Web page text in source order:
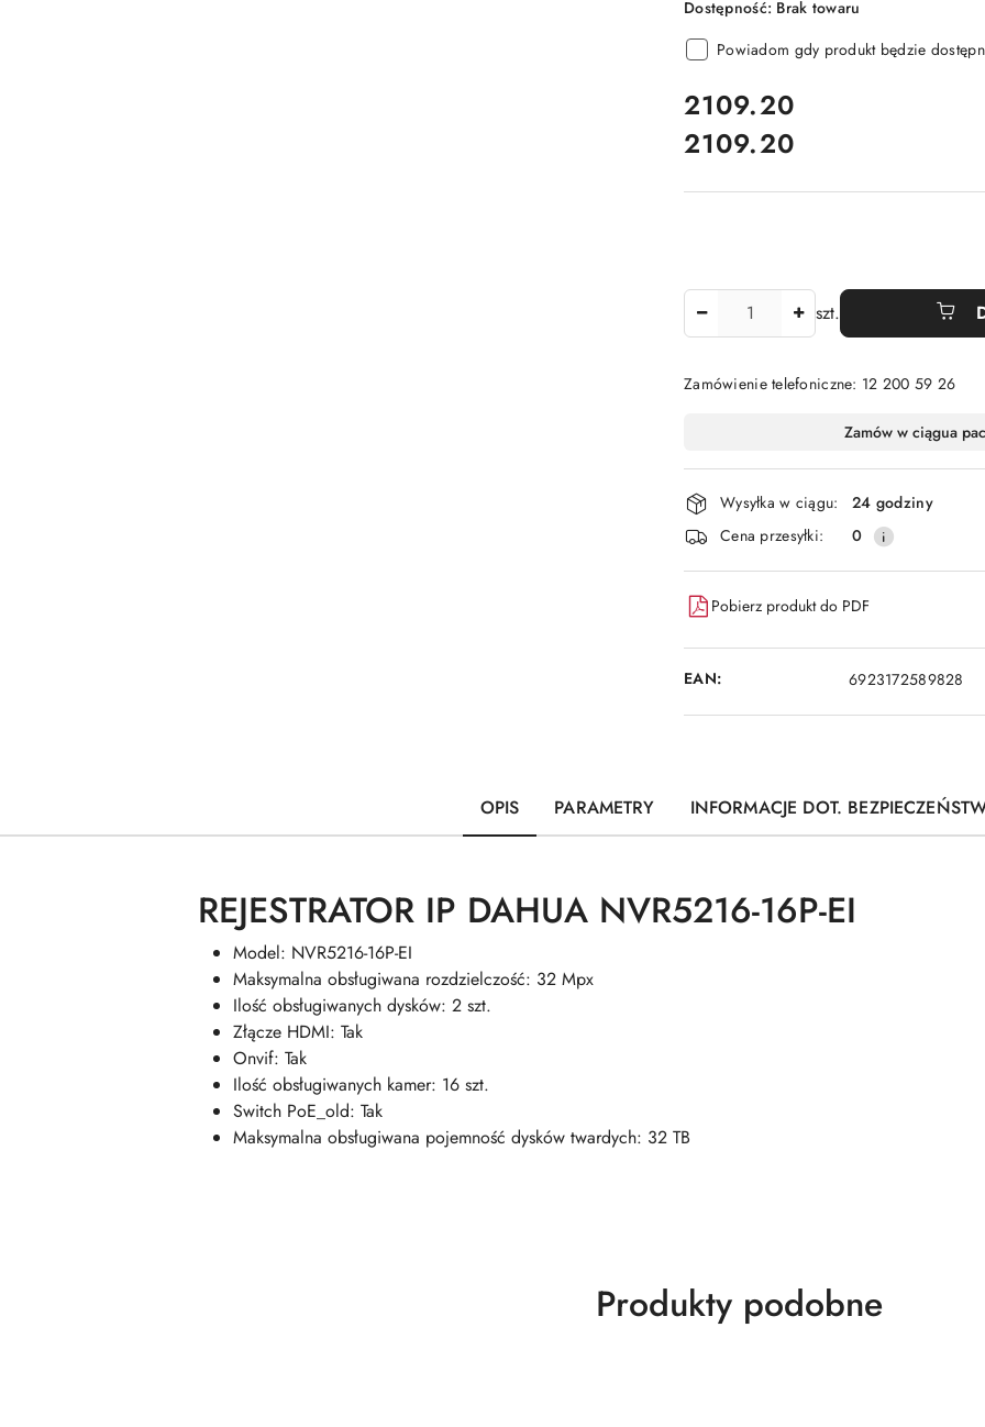
Dostępność: Brak towaru
Powiadom gdy produkt będzie
cena:
2109.20
Cena:
2109.20
szt.
Zamówienie telefoniczne: 12 200 59 26
i
dostawa
Zamów w ciągua
Wysyłka w ciągu:
24 godziny
Cena przesyłki:
0
Pobierz produkt do PDF
EAN: 6923172589828
OPIS PARAMETRY INFORMACJE DOT.
REJESTRATOR IP DAHUA NVR5216-16P-EI
Model: NVR5216-16P-EI
Maksymalna obsługiwana rozdzielczość: 32 Mpx
Ilość obsługiwanych dysków: 2 szt.
Złącze HDMI: Tak
Onvif: Tak
Ilość obsługiwanych kamer: 16 szt.
Switch PoE_old: Tak
Maksymalna obsługiwana pojemność dysków twardych: 32 TB
Produkty
Produkty podobne